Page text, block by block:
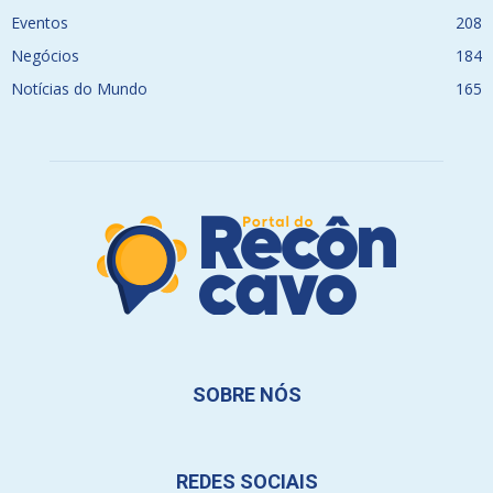
Eventos
208
Negócios
184
Notícias do Mundo
165
SOBRE NÓS
REDES SOCIAIS